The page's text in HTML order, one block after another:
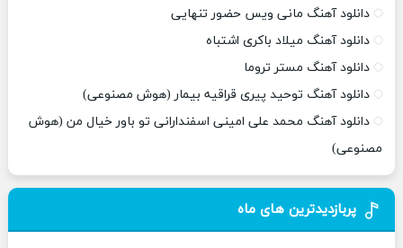
دانلود آهنگ مانی ویس حضور تنهایی
دانلود آهنگ میلاد باکری اشتباه
دانلود آهنگ مستر تروما
دانلود آهنگ توحید پیری قراقیه بیمار (هوش مصنوعی)
دانلود آهنگ محمد علی امینی اسفندارانی تو باور خیال من (هوش
مصنوعی)
پربازدیدترین های ماه